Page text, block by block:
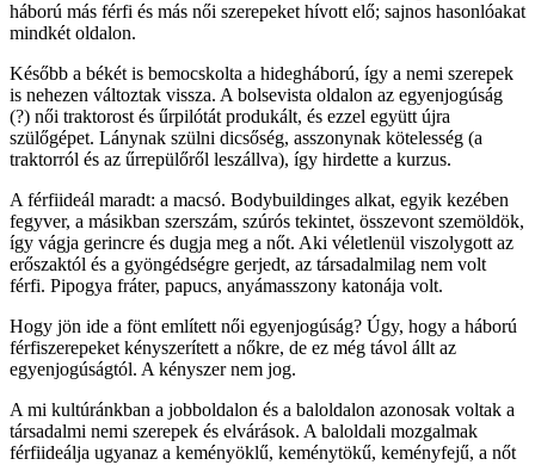
háború más férfi és más női szerepeket hívott elő; sajnos hasonlóakat
mindkét oldalon.
Később a békét is bemocskolta a hidegháború, így a nemi szerepek
is nehezen változtak vissza. A bolsevista oldalon az egyenjogúság
(?) női traktorost és űrpilótát produkált, és ezzel együtt újra
szülőgépet. Lánynak szülni dicsőség, asszonynak kötelesség (a
traktorról és az űrrepülőről leszállva), így hirdette a kurzus.
A férfiideál maradt: a macsó. Bodybuildinges alkat, egyik kezében
fegyver, a másikban szerszám, szúrós tekintet, összevont szemöldök,
így vágja gerincre és dugja meg a nőt. Aki véletlenül viszolygott az
erőszaktól és a gyöngédségre gerjedt, az társadalmilag nem volt
férfi. Pipogya fráter, papucs, anyámasszony katonája volt.
Hogy jön ide a fönt említett női egyenjogúság? Úgy, hogy a háború
férfiszerepeket kényszerített a nőkre, de ez még távol állt az
egyenjogúságtól. A kényszer nem jog.
A mi kultúránkban a jobboldalon és a baloldalon azonosak voltak a
társadalmi nemi szerepek és elvárások. A baloldali mozgalmak
férfiideálja ugyanaz a keményöklű, keménytökű, keményfejű, a nőt